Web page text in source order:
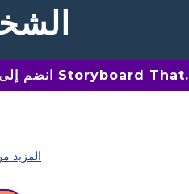
انضم إلى ملايين المعلمين على Storyboard That.
المزيد